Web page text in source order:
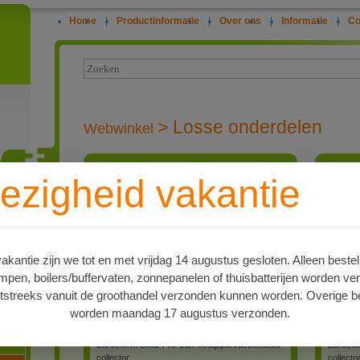
Home | Productinformatie | Over ons | Informatie |
vakantie
zijn we tot en met vrijdag 14 augustus gesloten. Alleen
boilers/buffervaten, zonnepanelen of thuisbatterijen worden
vanuit de groothandel verzonden kunnen worden. Overige
worden maandag 17 augustus verzonden.
Webwinkel > Losse onderdelen
heatpipe/vacuümbuis collector met 10
buizen. Duitse kwaliteit.
vacuümbuizen met
heatpipes, zeer hoge
opbrengst ook bij lage
buitentemperatuur.
Eurotherm Solar Pro-10R heatpipe/vacuümbuis
collector
buizen.
collector